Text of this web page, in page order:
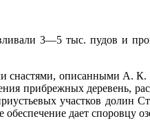
3—5 тыс. пудов и
снастями, описанными
прибрежных деревень,
участков
дает споровцу